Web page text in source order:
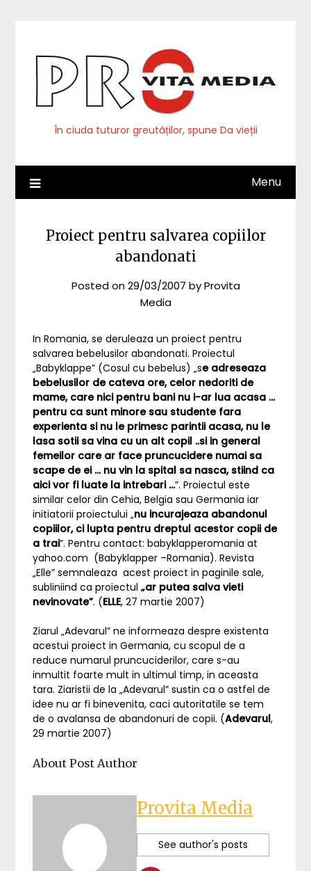
În ciuda tuturor greutăților, spune Da vieții
Menu
Proiect pentru salvarea copiilor
abandonati
Posted on29/03/2007 byProvita
Media
In Romania, se deruleaza un proiect pentru
salvarea bebelusilor abandonati. Proiectul
„Babyklappe” (Cosul cu bebelus) „se adreseaza
bebelusilor de cateva ore, celor nedoriti de
mame, care nici pentru bani nu i-ar lua acasa …
pentru ca sunt minore sau studente fara
experienta si nu le primesc parintii acasa, nu le
lasa sotii sa vina cu un alt copil ..si in general
femeilor care ar face pruncucidere numai sa
scape de ei … nu vin la spital sa nasca, stiind ca
aici vor fi luate la intrebari …”. Proiectul este
similar celor din Cehia, Belgia sau Germania iar
initiatorii proiectului „nu incurajeaza abandonul
copiilor, ci lupta pentru dreptul acestor copii de
a trai”. Pentru contact: babyklapperomania at
yahoo.com (Babyklapper –Romania). Revista
„Elle” semnaleaza acest proiect in paginile sale,
subliniind ca proiectul„ar putea salva vieti
nevinovate”. (ELLE, 27 martie 2007)
Ziarul „Adevarul” ne informeaza despre existenta
acestui proiect in Germania, cu scopul de a
reduce numarul pruncuciderilor, care s-au
inmultit foarte mult in ultimul timp, in aceasta
tara. Ziaristii de la „Adevarul” sustin ca o astfel de
idee nu ar fi binevenita, caci autoritatile se tem
de o avalansa de abandonuri de copii. (Adevarul,
29 martie 2007)
About Post Author
Provita Media
See author's posts